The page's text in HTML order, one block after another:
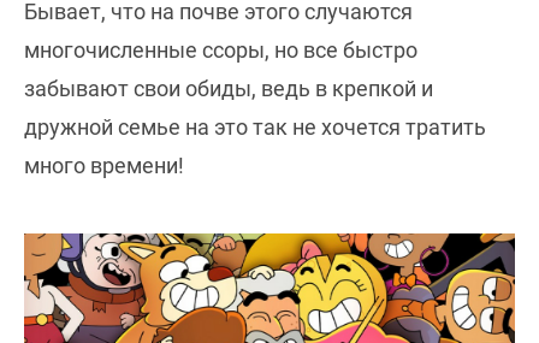
Бывает, что на почве этого случаются
многочисленные ссоры, но все быстро
забывают свои обиды, ведь в крепкой и
дружной семье на это так не хочется тратить
много времени!